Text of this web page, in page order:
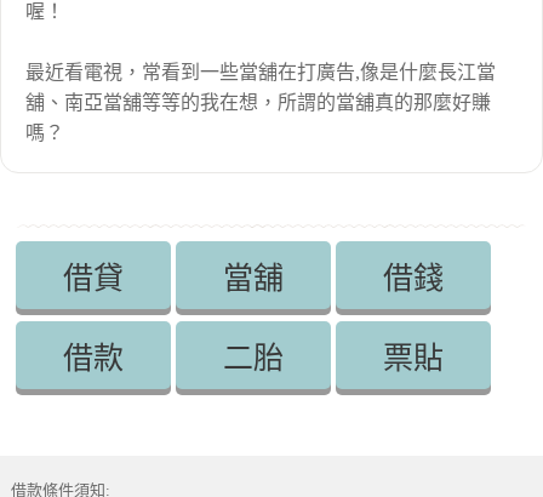
喔！
最近看電視，常看到一些當舖在打廣告,像是什麼長江當
舖、南亞當舖等等的我在想，所謂的當舖真的那麼好賺
嗎？
借貸 當舖 借錢
借款 二胎 票貼
借款條件須知: